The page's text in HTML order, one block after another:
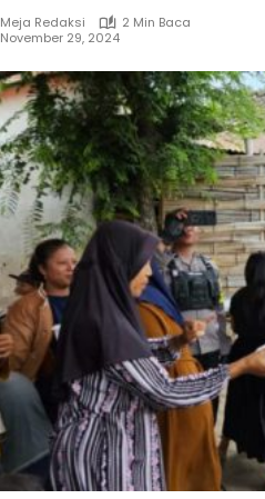
Meja Redaksi
2 Min Baca
November 29, 2024